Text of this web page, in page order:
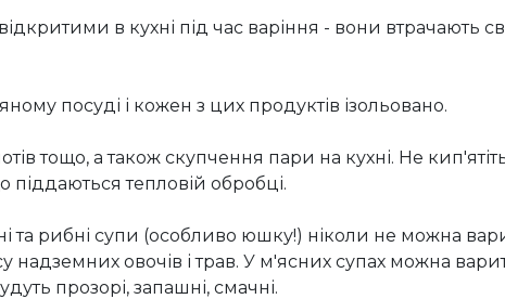
в кухні під час варіння - вони втрачають
посуді і кожен з цих продуктів ізольовано.
тощо, а також скупчення пари на кухні. Не
піддаються тепловій обробці.
та рибні супи (особливо юшку!) ніколи не можна
овочів і трав. У м'ясних супах можна
прозорі, запашні, смачні.